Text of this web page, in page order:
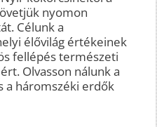
nyomon
Célunk a
élővilág értékeinek
fellépés természeti
Olvasson nálunk a
a háromszéki erdők